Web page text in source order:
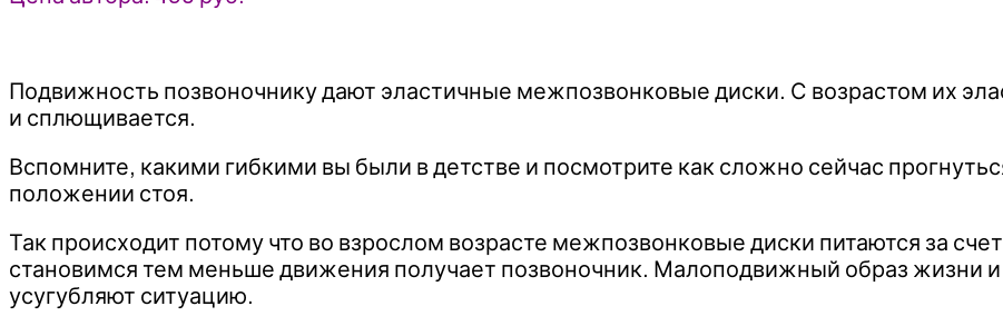
Подвижность позвоночнику дают эластичные межпозвонковые диски. С возрастом их
и сплющивается.
Вспомните, какими гибкими вы были в детстве и посмотрите как сложно сейчас
положении стоя.
Так происходит потому что во взрослом возрасте межпозвонковые диски питаются за
становимся тем меньше движения получает позвоночник. Малоподвижный образ жизни и
усугубляют ситуацию.